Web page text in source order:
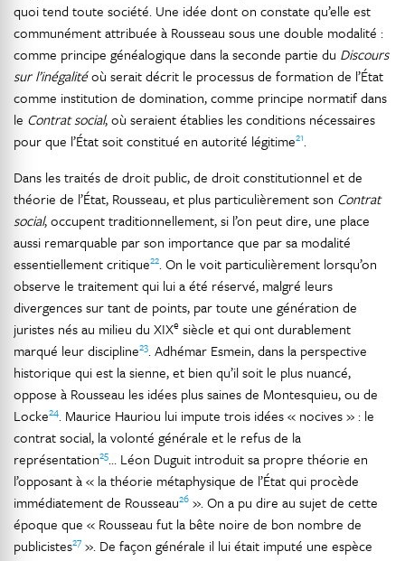
quoi tend toute société. Une idée dont on constate qu’elle est
communément attribuée à Rousseau sous une double modalité :
comme principe généalogique dans la seconde partie du Discours
sur l’inégalitéoù serait décrit le processus de formation de l’État
comme institution de domination, comme principe normatif dans
le Contrat social, où seraient établies les conditions nécessaires
pour que l’État soit constitué en autorité légitime21.
Dans les traités de droit public, de droit constitutionnel et de
théorie de l’État, Rousseau, et plus particulièrement son Contrat
social, occupent traditionnellement, si l’on peut dire, une place
aussi remarquable par son importance que par sa modalité
essentiellement critique22. On le voit particulièrement lorsqu’on
observe le traitement qui lui a été réservé, malgré leurs
divergences sur tant de points, par toute une génération de
juristes nés au milieu du XIXe siècle et qui ont durablement
marqué leur discipline23. Adhémar Esmein, dans la perspective
historique qui est la sienne, et bien qu’il soit le plus nuancé,
oppose à Rousseau les idées plus saines de Montesquieu, ou de
Locke24. Maurice Hauriou lui impute trois idées « nocives » : le
contrat social, la volonté générale et le refus de la
représentation25… Léon Duguit introduit sa propre théorie en
l’opposant à « la théorie métaphysique de l’État qui procède
immédiatement de Rousseau26 ». On a pu dire au sujet de cette
époque que « Rousseau fut la bête noire de bon nombre de
publicistes27 ». De façon générale il lui était imputé une espèce